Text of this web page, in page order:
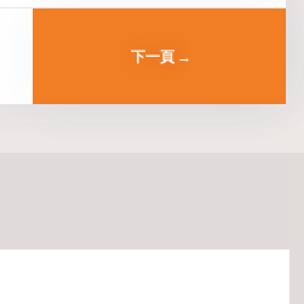
下一頁